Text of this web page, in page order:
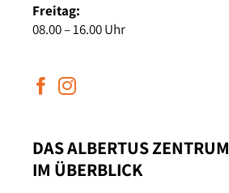
Freitag:
08.00 – 16.00 Uhr
DAS ALBERTUS ZENTRUM
IM ÜBERBLICK